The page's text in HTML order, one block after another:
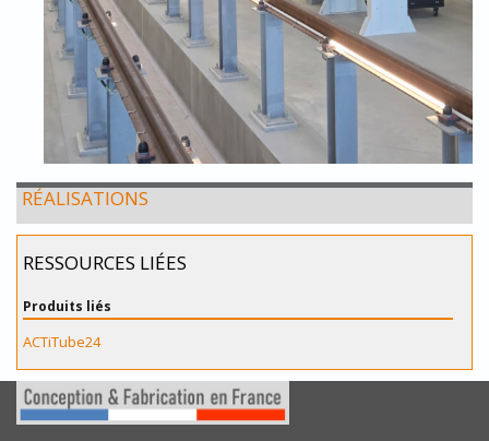
RÉALISATIONS
RESSOURCES LIÉES
Produits liés
ACTiTube24